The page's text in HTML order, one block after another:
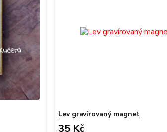
Lev gravírovaný magnet
35 Kč